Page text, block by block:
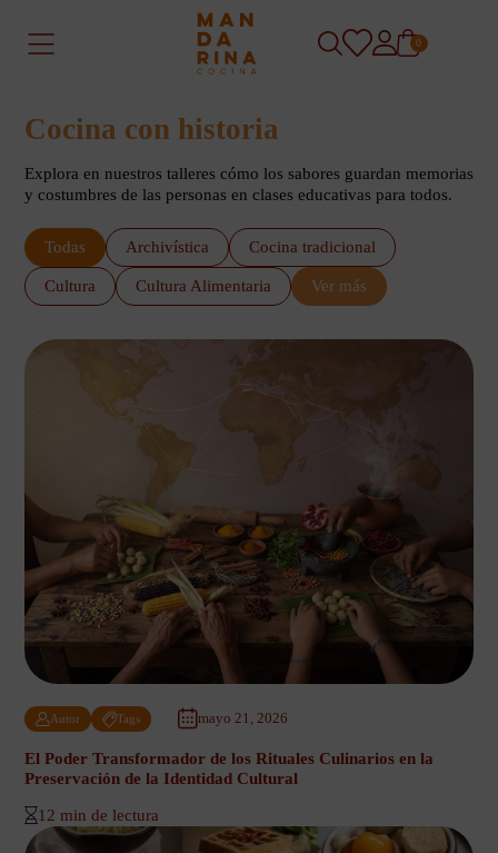
0
Cocina con historia
Explora en nuestros talleres cómo los sabores guardan memorias
y costumbres de las personas en clases educativas para todos.
Todas Archivística Cocina tradicional
Cultura Cultura Alimentaria Ver más
Autor Tags mayo 21, 2026
El Poder Transformador de los Rituales Culinarios en la
Preservación de la Identidad Cultural
12 min de lectura